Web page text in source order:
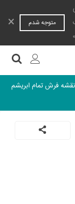
متوجه شدم ×
فرش تمام ابریشم